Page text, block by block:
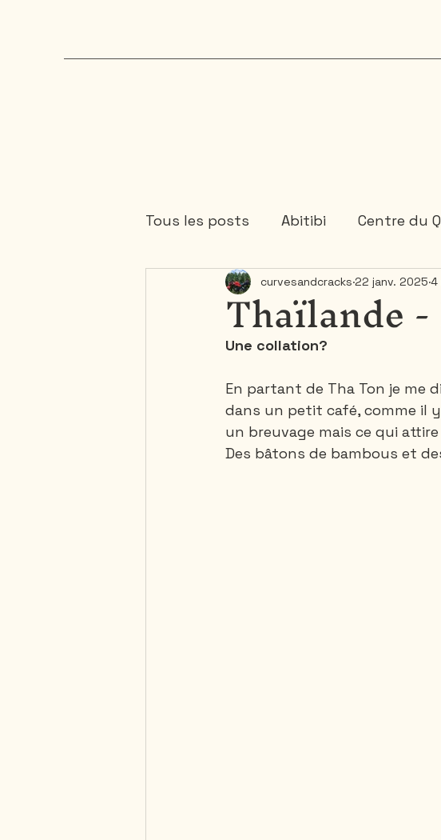
Tous les posts Abitibi Centre du
Cartagene Colombie États-
Mauricie Mexique
Saguenay - Lac St-Jean Santa-
Thaïlande
curvesandcracks 22 janv. 2025 4
Une collation?
En partant de Tha Ton je me
dans un petit café, comme il
un breuvage mais ce qui
Des bâtons de bambous et